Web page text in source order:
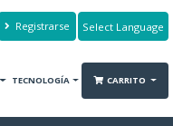
Registrarse
Translate
TECNOLOGÍA CARRITO